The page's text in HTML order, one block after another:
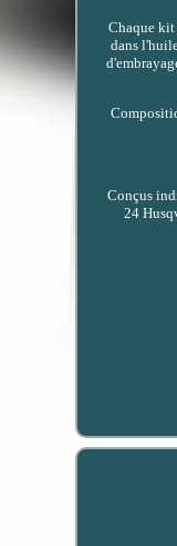
Chaque kit
dans
Conçus
24